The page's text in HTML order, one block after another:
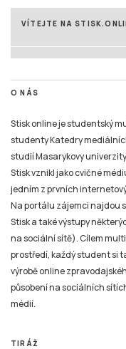
VÍTEJTE NA
O NÁS
Stisk online je studentský
studenty Katedry
studií Masarykovy
Stisk vznikl jako cvičné
jedním z prvních
Na portálu zájemci najdou
Stisk a také výstupy
na sociální sítě). Cílem
prostředí, každý student si
výrobě online
působení na sociálních
médií.
TIRÁŽ